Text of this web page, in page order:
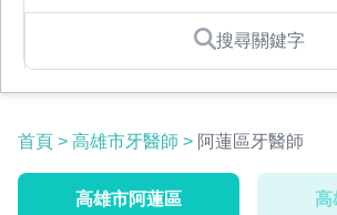
搜尋關鍵字
首頁 > 高雄市牙醫師 > 阿蓮區牙醫師
高雄市阿蓮區 高